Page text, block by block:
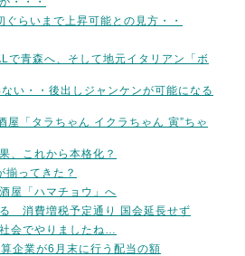
ぐらいまで上昇可能との見方・・
青森へ、そして地元イタリアン「ボ
い・・後出しジャンケンが可能になる
「タラちゃん イクラちゃん 寅”ちゃ
、これから本格化？
揃ってきた？
屋「ハマチョウ」へ
消費増税予定通り 国会延長せず
会でやりましたね…
企業が6月末に行う配当の額